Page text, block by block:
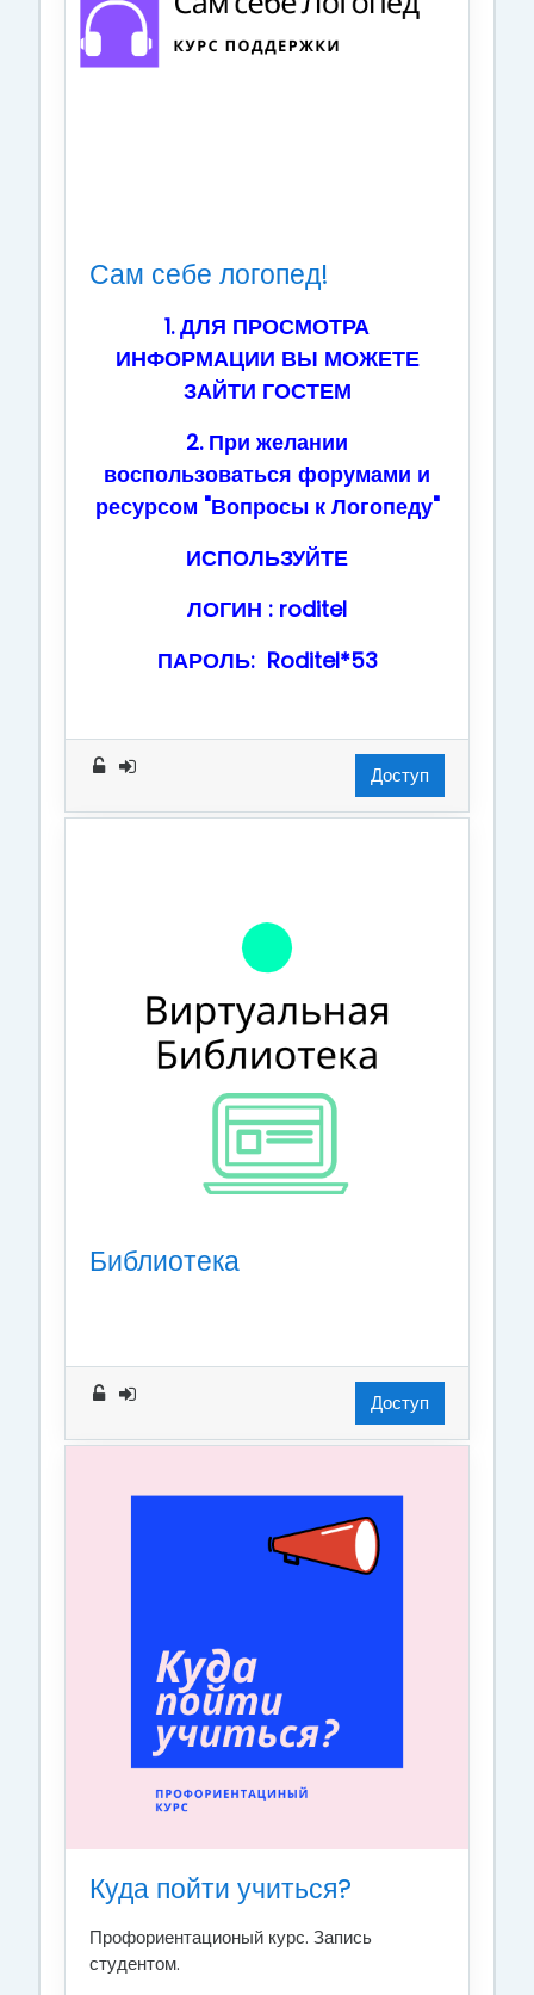
Сам себе логопед!
1. ДЛЯ ПРОСМОТРА
ИНФОРМАЦИИ ВЫ МОЖЕТЕ
ЗАЙТИ ГОСТЕМ
2. При желании
воспользоваться форумами и
ресурсом "Вопросы к Логопеду"
ИСПОЛЬЗУЙТЕ
ЛОГИН : roditel
ПАРОЛЬ: Roditel*53
Доступ
Библиотека
Доступ
Куда пойти учиться?
Профориентационый курс. Запись
студентом.